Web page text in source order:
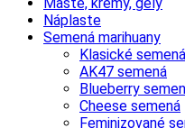
Náplaste
Semená marihuany
Klasické
AK47 semená
Blueberry
Cheese semená
Feminizované